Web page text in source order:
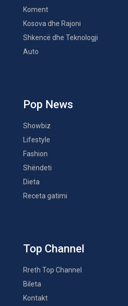
Koment
Kosova dhe Rajoni
Shkencë dhe Teknologji
Auto
Pop News
Showbiz
Lifestyle
Fashion
Shëndeti
Dieta
Receta gatimi
Top Channel
Rreth Top Channel
Bileta
Kontakt